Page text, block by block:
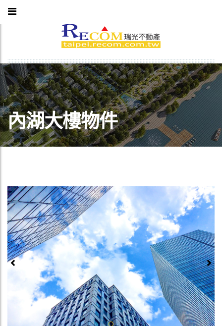
內湖大樓物件
Previous Next